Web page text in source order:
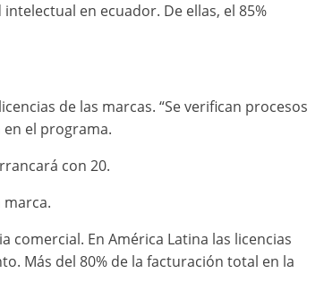
en ecuador. De ellas, el 85%
de las marcas. “Se verifican procesos
en el programa.
con 20.
comercial. En América Latina las licencias
Más del 80% de la facturación total en la